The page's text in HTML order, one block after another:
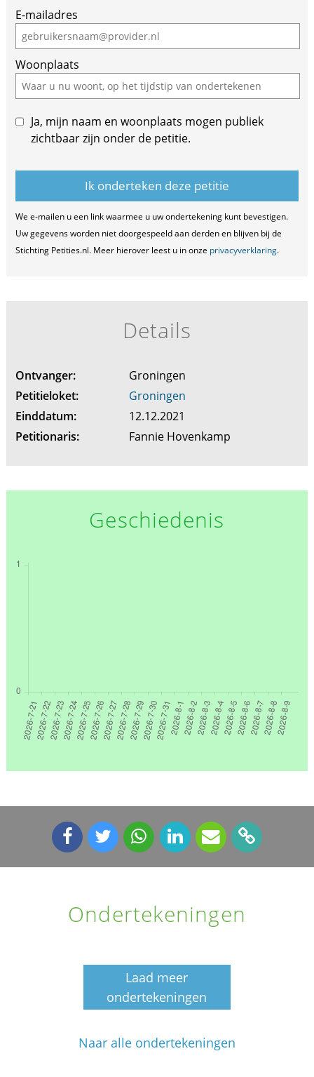
E-mailadres
Woonplaats
Ja, mijn naam en woonplaats mogen publiek
zichtbaar zijn onder de petitie.
We e-mailen u een link waarmee u uw ondertekening kunt bevestigen.
Uw gegevens worden niet doorgespeeld aan derden en blijven bij de
Stichting Petities.nl. Meer hierover leest u in onze privacyverklaring.
Details
Ontvanger:
Groningen
Petitieloket:
Groningen
Einddatum:
12.12.2021
Petitionaris:
Fannie Hovenkamp
Geschiedenis
Ondertekeningen
Laad meer
ondertekeningen
Naar alle ondertekeningen